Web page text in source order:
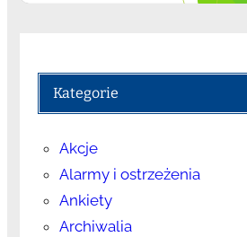
Kategorie
Akcje
Alarmy i ostrzeżenia
Ankiety
Archiwalia